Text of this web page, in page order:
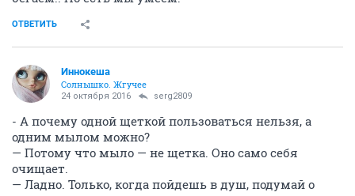
ОТВЕТИТЬ
Иннокеша
Солнышко. Жгучее
24 октября 2016 serg2809
- А почему одной щеткой пользоваться нельзя, а
одним мылом можно?
— Потому что мыло — не щетка. Оно само себя
очищает.
— Ладно. Только, когда пойдешь в душ, подумай о